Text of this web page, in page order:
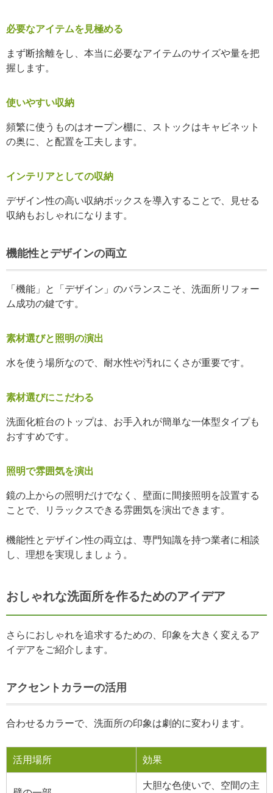
必要なアイテムを見極める
まず断捨離をし、本当に必要なアイテムのサイズや量を把
握します。
使いやすい収納
頻繁に使うものはオープン棚に、ストックはキャビネット
の奥に、と配置を工夫します。
インテリアとしての収納
デザイン性の高い収納ボックスを導入することで、見せる
収納もおしゃれになります。
機能性とデザインの両立
「機能」と「デザイン」のバランスこそ、洗面所リフォー
ム成功の鍵です。
素材選びと照明の演出
水を使う場所なので、耐水性や汚れにくさが重要です。
素材選びにこだわる
洗面化粧台のトップは、お手入れが簡単な一体型タイプも
おすすめです。
照明で雰囲気を演出
鏡の上からの照明だけでなく、壁面に間接照明を設置する
ことで、リラックスできる雰囲気を演出できます。
機能性とデザイン性の両立は、専門知識を持つ業者に相談
し、理想を実現しましょう。
おしゃれな洗面所を作るためのアイデア
さらにおしゃれを追求するための、印象を大きく変えるア
イデアをご紹介します。
アクセントカラーの活用
合わせるカラーで、洗面所の印象は劇的に変わります。
活用場所 効果
大胆な色使いで、空間の主